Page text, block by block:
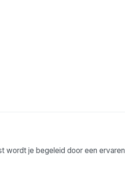
wordt je begeleid door een ervaren